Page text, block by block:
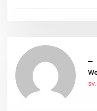
_